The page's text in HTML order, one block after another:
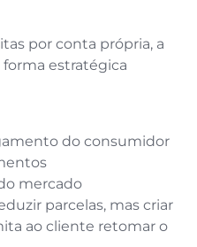
por conta própria, a
estratégica
do consumidor
mercado
parcelas, mas criar
ao cliente retomar o